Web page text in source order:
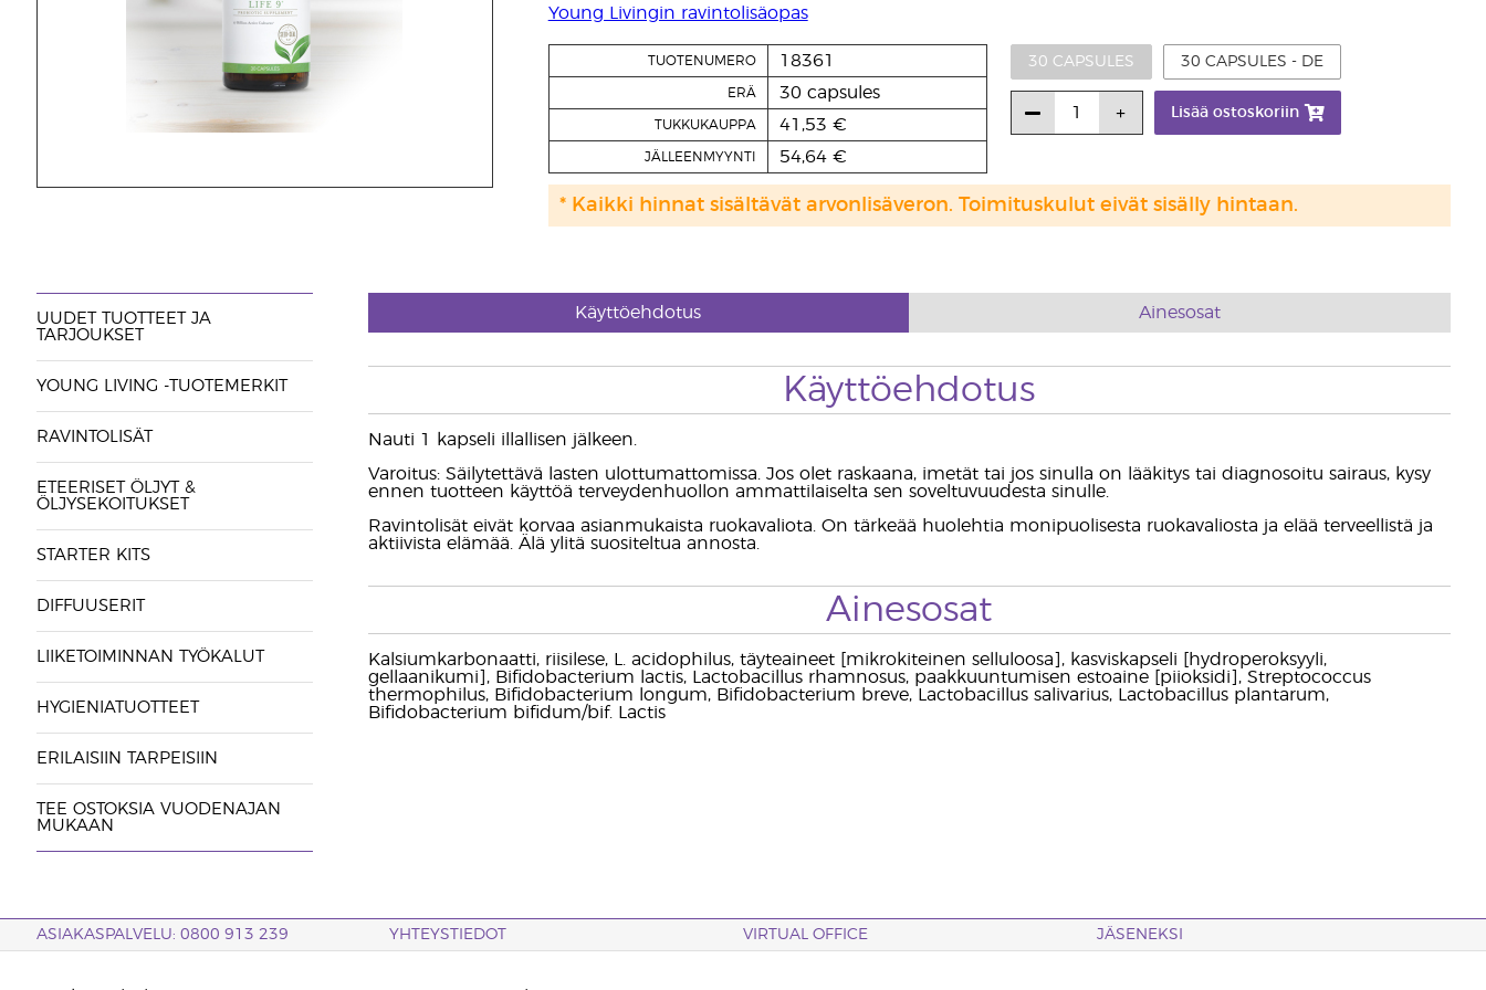
Young Livingin ravintolisäopas
TUOTENUMERO 18361
ERÄ 30 capsules
TUKKUKAUPPA 41,53 €
JÄLLEENMYYNTI 54,64 €
30 CAPSULES 30 CAPSULES - DE
Lisää ostoskoriin
* Kaikki hinnat sisältävät arvonlisäveron. Toimituskulut eivät sisälly hintaan.
UUDET TUOTTEET JA
TARJOUKSET
YOUNG LIVING -TUOTEMERKIT
RAVINTOLISÄT
ETEERISET ÖLJYT &
ÖLJYSEKOITUKSET
STARTER KITS
DIFFUUSERIT
LIIKETOIMINNAN TYÖKALUT
HYGIENIATUOTTEET
ERILAISIIN TARPEISIIN
TEE OSTOKSIA VUODENAJAN
MUKAAN
Käyttöehdotus Ainesosat
Käyttöehdotus
Nauti 1 kapseli illallisen jälkeen.
Varoitus: Säilytettävä lasten ulottumattomissa. Jos olet raskaana, imetät tai jos sinulla on lääkitys tai diagnosoitu sairaus, kysy
ennen tuotteen käyttöä terveydenhuollon ammattilaiselta sen soveltuvuudesta sinulle.
Ravintolisät eivät korvaa asianmukaista ruokavaliota. On tärkeää huolehtia monipuolisesta ruokavaliosta ja elää terveellistä ja
aktiivista elämää. Älä ylitä suositeltua annosta.
Ainesosat
Kalsiumkarbonaatti, riisilese, L. acidophilus, täyteaineet [mikrokiteinen selluloosa], kasviskapseli [hydroperoksyyli,
gellaanikumi], Bifidobacterium lactis, Lactobacillus rhamnosus, paakkuuntumisen estoaine [piioksidi], Streptococcus
thermophilus, Bifidobacterium longum, Bifidobacterium breve, Lactobacillus salivarius, Lactobacillus plantarum,
Bifidobacterium bifidum/bif. Lactis
ASIAKASPALVELU: 0800 913 239 YHTEYSTIEDOT VIRTUAL OFFICE JÄSENEKSI